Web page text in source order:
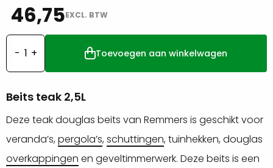
46,75EXCL. BTW
Beits
teak
Toevoegen aan winkelwagen
Beits teak 2,5L
Deze teak douglas beits van Remmers is geschikt voor
veranda’s,pergola’s,schuttingen, tuinhekken, douglas
overkappingen en geveltimmerwerk. Deze beits is een